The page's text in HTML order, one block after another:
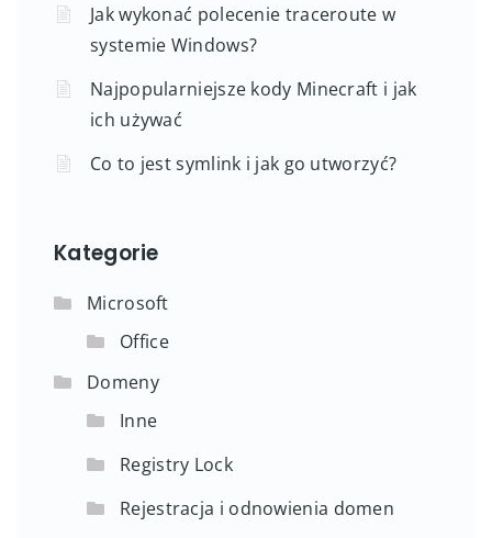
Jak wykonać polecenie traceroute w
systemie Windows?
Najpopularniejsze kody Minecraft i jak
ich używać
Co to jest symlink i jak go utworzyć?
Kategorie
Microsoft
Office
Domeny
Inne
Registry Lock
Rejestracja i odnowienia domen